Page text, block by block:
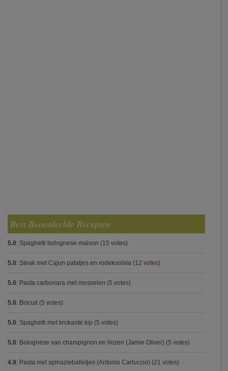
Best Beoordeelde Recepten
5.0: Spaghetti bolognese maison (15 votes)
5.0: Steak met Cajun patatjes en rodekoolsla (12 votes)
5.0: Pasta carbonara met mosselen (5 votes)
5.0: Biscuit (5 votes)
5.0: Spaghetti met krokante kip (5 votes)
5.0: Bolognese van champignon en linzen (Jamie Oliver) (5 votes)
4.9: Pasta met spinazieballetjes (Antonio Carluccio) (21 votes)